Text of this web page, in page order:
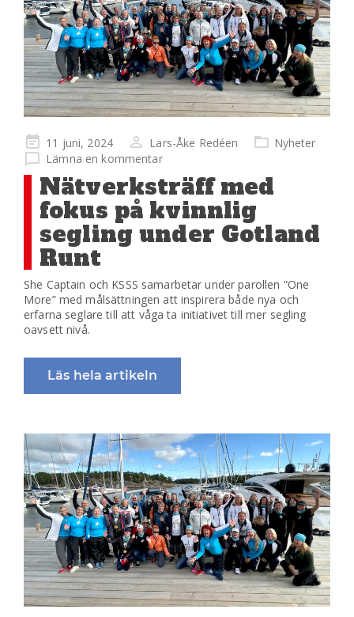
Publicerad
på
11 juni, 2024 Lars-Åke Redéen
Nyheter
Lämna en kommentar
Nätverksträff med
fokus på kvinnlig
segling under Gotland
Runt
She Captain och KSSS samarbetar under parollen ”One
More” med målsättningen att inspirera både nya och
erfarna seglare till att våga ta initiativet till mer segling
oavsett nivå.
Läs hela artikeln